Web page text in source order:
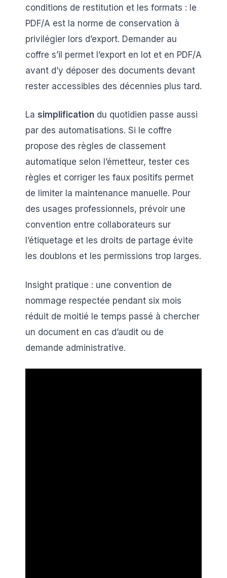
conditions de restitution et les formats : le
PDF/A est la norme de conservation à
privilégier lors d’export. Demander au
coffre s’il permet l’export en lot et en PDF/A
avant d’y déposer des documents devant
rester accessibles des décennies plus tard.
La simplification du quotidien passe aussi
par des automatisations. Si le coffre
propose des règles de classement
automatique selon l’émetteur, tester ces
règles et corriger les faux positifs permet
de limiter la maintenance manuelle. Pour
des usages professionnels, prévoir une
convention entre collaborateurs sur
l’étiquetage et les droits de partage évite
les doublons et les permissions trop larges.
Insight pratique : une convention de
nommage respectée pendant six mois
réduit de moitié le temps passé à chercher
un document en cas d’audit ou de
demande administrative.